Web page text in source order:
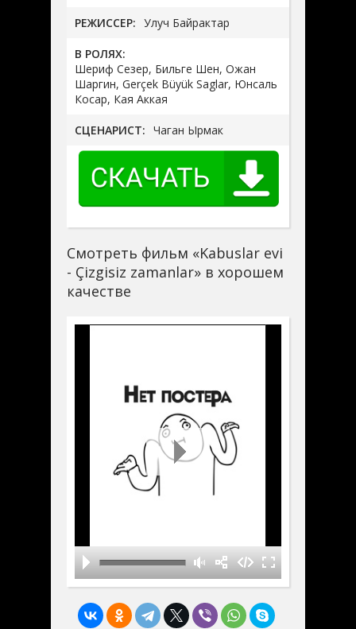
РЕЖИССЕР: Улуч Байрактар
В РОЛЯХ:
Шериф Сезер, Бильге Шен, Ожан
Шаргин, Gerçek Büyük Saglar, Юнсаль
Косар, Кая Аккая
СЦЕНАРИСТ: Чаган Ырмак
Смотреть фильм «Kabuslar evi
- Çizgisiz zamanlar» в хорошем
качестве